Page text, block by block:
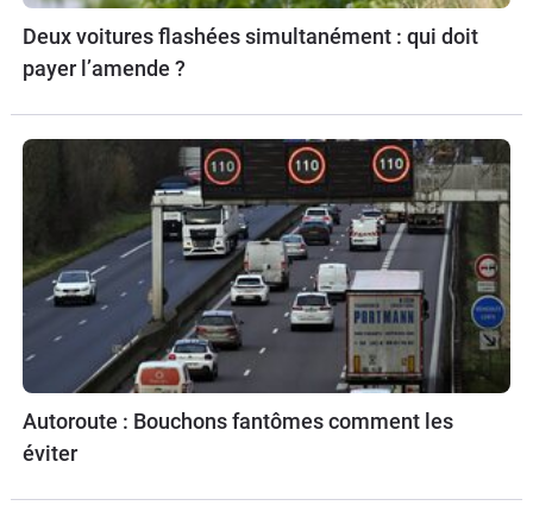
Deux voitures flashées simultanément : qui doit
payer l’amende ?
Autoroute : Bouchons fantômes comment les
éviter